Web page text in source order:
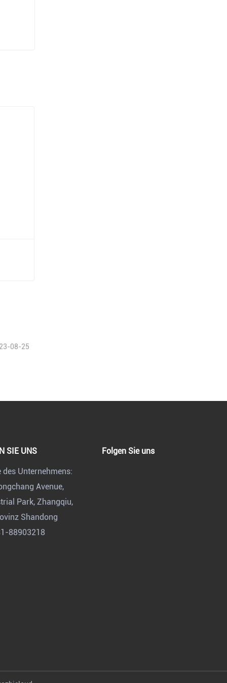
08-25
SIE UNS
des Unternehmens:
Avenue,
Park, Zhangqiu,
Shandong
88903218
Folgen Sie uns